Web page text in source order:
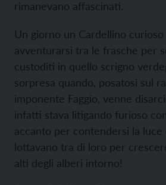
rimanevano affascinati.
Un giorno un Cardellino
avventurarsi tra le frasche per
custoditi in quello scrigno
sorpresa quando, posatosi sul
imponente Faggio, venne
infatti stava litigando furioso
accanto per contendersi la luce
lottavano tra di loro per
alti degli alberi intorno!